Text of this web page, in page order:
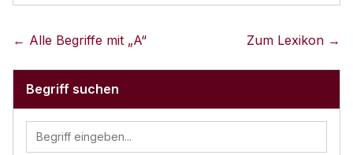
← Alle Begriffe mit „A“ Zum Lexikon →
Begriff suchen